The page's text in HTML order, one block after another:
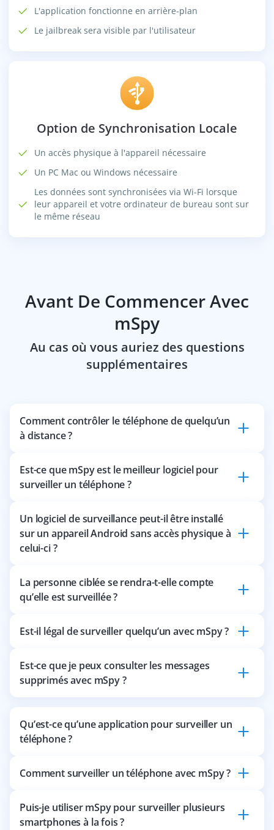
L'application fonctionne en arrière-plan
Le jailbreak sera visible par l'utilisateur
Option de Synchronisation Locale
Un accès physique à l'appareil nécessaire
Un PC Mac ou Windows nécessaire
Les données sont synchronisées via Wi-Fi lorsque
leur appareil et votre ordinateur de bureau sont sur
le même réseau
Avant De Commencer Avec
mSpy
Au cas où vous auriez des questions
supplémentaires
Comment contrôler le téléphone de quelqu’un
à distance ?
Est-ce que mSpy est le meilleur logiciel pour
surveiller un téléphone ?
Un logiciel de surveillance peut-il être installé
sur un appareil Android sans accès physique à
celui-ci ?
La personne ciblée se rendra-t-elle compte
qu’elle est surveillée ?
Est-il légal de surveiller quelqu’un avec mSpy ?
Est-ce que je peux consulter les messages
supprimés avec mSpy ?
Qu’est-ce qu’une application pour surveiller un
téléphone ?
Comment surveiller un téléphone avec mSpy ?
Puis-je utiliser mSpy pour surveiller plusieurs
smartphones à la fois ?